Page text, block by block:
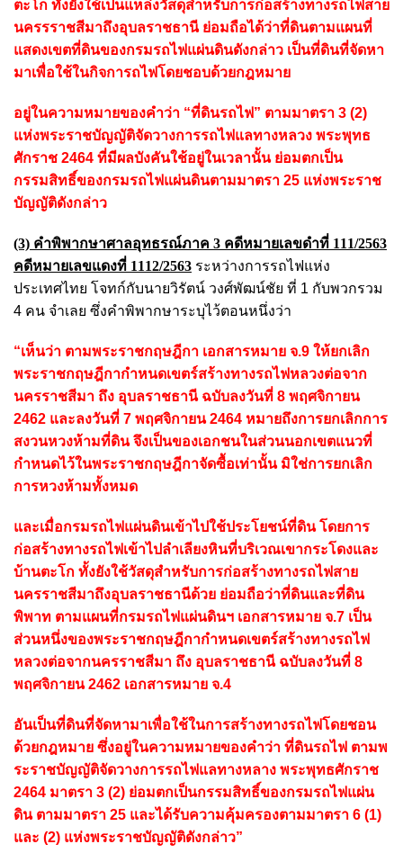
ตะโก ทั้งยังใช้เป็นแหล่งวัสดุสำหรับการก่อสร้างทางรถไฟสาย
นครรราชสีมาถึงอุบลราชธานี ย่อมถือได้ว่าที่ดินตามแผนที่
แสดงเขตที่ดินของกรมรถไฟแผ่นดินดังกล่าว เป็นที่ดินที่จัดหา
มาเพื่อใช้ในกิจการถไฟโดยชอบด้วยกฎหมาย
อยู่ในความหมายของคำว่า “ที่ดินรถไฟ” ตามมาตรา 3 (2)
แห่งพระราชบัญญัติจัดวางการรถไฟแลทางหลวง พระพุทธ
ศักราช 2464 ที่มีผลบังคันใช้อยู่ในเวลานั้น ย่อมตกเป็น
กรรมสิทธิ์ของกรมรถไฟแผ่นดินตามมาตรา 25 แห่งพระราช
บัญญัติดังกล่าว
(3) คำพิพากษาศาลอุทธรณ์ภาค 3 คดีหมายเลขดำที่ 111/2563
คดีหมายเลขแดงที่ 1112/2563 ระหว่างการรถไฟแห่ง
ประเทศไทย โจทก์กับนายวิรัตน์ วงศ์พัฒน์ชัย ที่ 1 กับพวกรวม
4 คน จำเลย ซึ่งคำพิพากษาระบุไว้ตอนหนึ่งว่า
“เห็นว่า ตามพระราชกฤษฎีกา เอกสารหมาย จ.9 ให้ยกเลิก
พระราชกฤษฎีกากำหนดเขตร์สร้างทางรถไฟหลวงต่อจาก
นครราชสีมา ถึง อุบลราชธานี ฉบับลงวันที่ 8 พฤศจิกายน
2462 และลงวันที่ 7 พฤศจิกายน 2464 หมายถึงการยกเลิกการ
สงวนหวงห้ามที่ดิน จึงเป็นของเอกชนในส่วนนอกเขตแนวที่
กำหนดไว้ในพระราชกฤษฎีกาจัดซื้อเท่านั้น มิใช่การยกเลิก
การหวงห้ามทั้งหมด
และเมื่อกรมรถไฟแผ่นดินเข้าไปใช้ประโยชน์ที่ดิน โดยการ
ก่อสร้างทางรถไฟเข้าไปลำเลียงหินที่บริเวณเขากระโดงและ
บ้านตะโก ทั้งยังใช้วัสดุสำหรับการก่อสร้างทางรถไฟสาย
นครราชสีมาถึงอุบลราชธานีด้วย ย่อมถือว่าที่ดินและที่ดิน
พิพาท ตามแผนที่กรมรถไฟแผ่นดินฯ เอกสารหมาย จ.7 เป็น
ส่วนหนึ่งของพระราชกฤษฎีกากำหนดเขตร์สร้างทางรถไฟ
หลวงต่อจากนครราชสีมา ถึง อุบลราชธานี ฉบับลงวันที่ 8
พฤศจิกายน 2462 เอกสารหมาย จ.4
อันเป็นที่ดินที่จัดหามาเพื่อใช้ในการสร้างทางรถไฟโดยชอน
ด้วยกฎหมาย ซึ่งอยู่ในความหมายของคำว่า ที่ดินรถไฟ ตามพ
ระราชบัญญัติจัดวางการรถไฟแลทางหลาง พระพุทธศักราช
2464 มาตรา 3 (2) ย่อมตกเป็นกรรมสิทธิ์ของกรมรถไฟแผ่น
ดิน ตามมาตรา 25 และได้รับความคุ้มครองตามมาตรา 6 (1)
และ (2) แห่งพระราชบัญญัติดังกล่าว”